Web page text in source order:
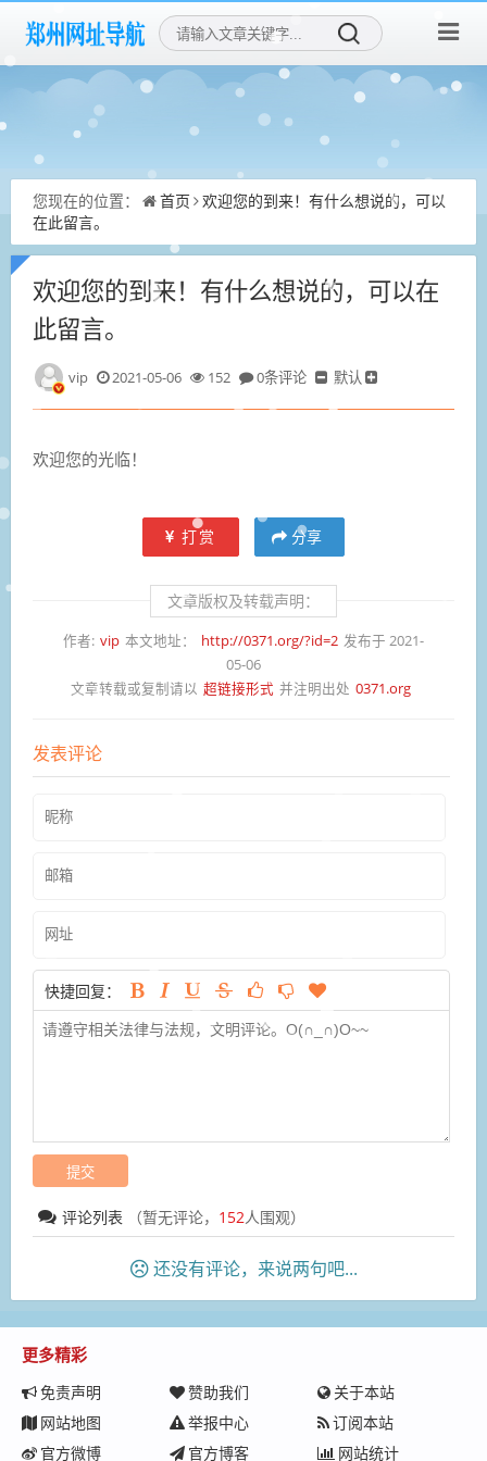
您现在的位置： 首页
欢迎您的到来！有什么想说的，可以
在此留言。
欢迎您的到来！有什么想说的，可以在
此留言。
vip 2021-05-06 152 0条评论 默认
欢迎您的光临！
打赏 分享
文章版权及转载声明：
作者: vip 本文地址： http://0371.org/?id=2 发布于 2021-
05-06
文章转载或复制请以 超链接形式 并注明出处 0371.org
发表评论
快捷回复：
评论列表 （暂无评论， 152人围观）
还没有评论，来说两句吧...
更多精彩
免责声明 赞助我们
关于本站
网站地图
举报中心
订阅本站
官方微博
官方博客 网站统计